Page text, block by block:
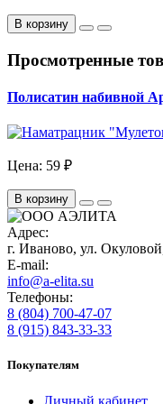
В корзину
Просмотренные
Полисатин набивной
Цена: 59 ₽
В корзину
Адрес:
г. Иваново, ул.
E-mail:
info@a-elita.su
Телефоны:
8 (804) 700-47-07
8 (915) 843-33-33
Покупателям
Личный кабинет